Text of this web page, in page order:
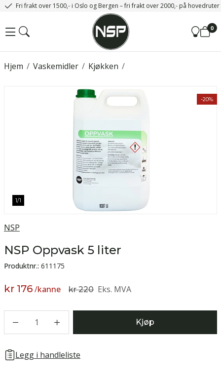
Fri frakt over 1500,- i Oslo og Bergen – fri frakt over 2000,- på
0
/
Hjem /
Vaskemidler /
Kjøkken
1/1
-20%
NSP
NSP Oppvask 5 liter
Produktnr.: 611175
kr 176/kanne kr 220 Eks. MVA
1 Kjøp
Legg i handleliste